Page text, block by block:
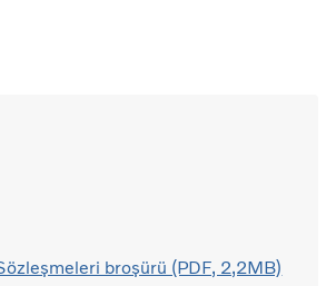
broşürü (PDF, 2,2MB)